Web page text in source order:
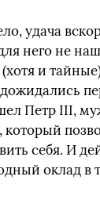
удача
него не
и
Петр III,
себя. И
оклад в